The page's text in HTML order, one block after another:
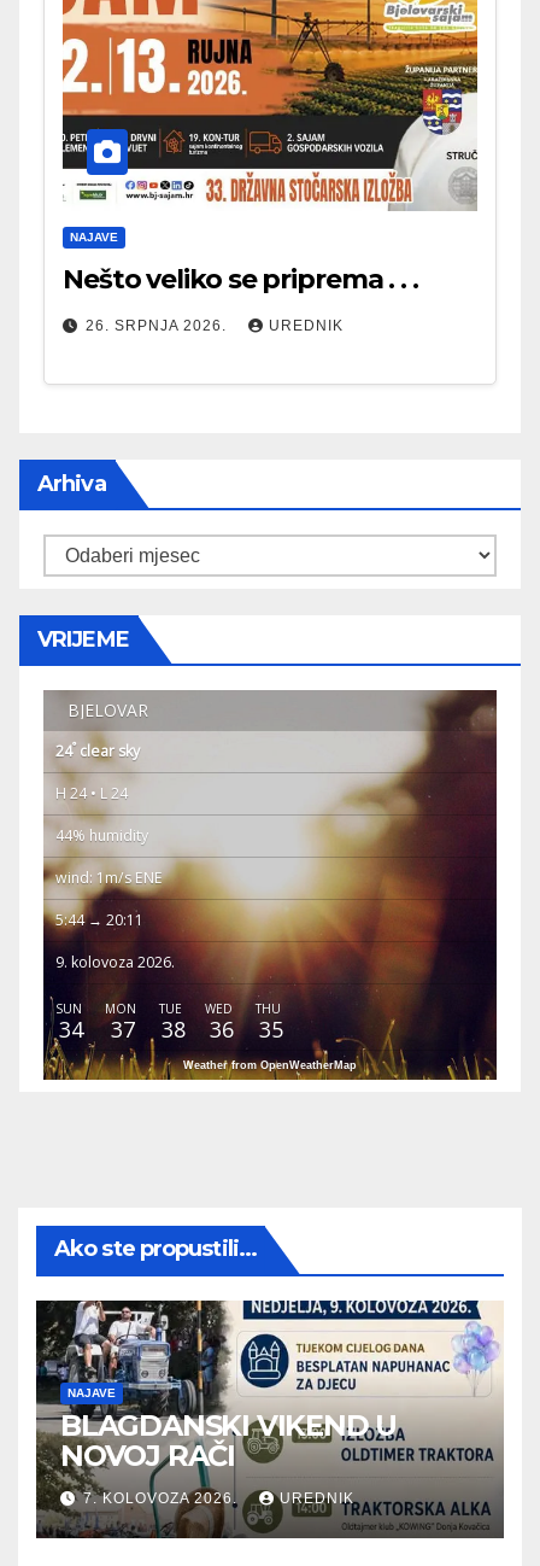
NAJAVE
Nešto veliko se priprema . . .
26. SRPNJA 2026. UREDNIK
Arhiva
Arhiva
VRIJEME
BJELOVAR
24° clear sky
H 24 • L 24
44% humidity
wind: 1m/s ENE
5:44 → 20:11
9. kolovoza 2026.
SUN
34
MON
37
TUE
38
WED
36
THU
35
Weather from OpenWeatherMap
Ako ste propustili...
NAJAVE
BLAGDANSKI VIKEND U
NOVOJ RAČI
7. KOLOVOZA 2026. UREDNIK